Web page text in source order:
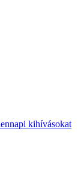
kihívásokat